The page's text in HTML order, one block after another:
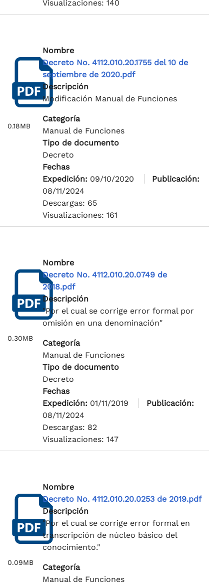
Visualizaciones: 140
0.18MB
Nombre
Decreto No. 4112.010.20.1755 del 10 de
septiembre de 2020.pdf
Descripción
Modificación Manual de Funciones
Categoría
Manual de Funciones
Tipo de documento
Decreto
Fechas
Expedición: 09/10/2020
Publicación:
08/11/2024
Descargas: 65
Visualizaciones: 161
0.30MB
Nombre
Decreto No. 4112.010.20.0749 de
2018.pdf
Descripción
"Por el cual se corrige error formal por
omisión en una denominación"
Categoría
Manual de Funciones
Tipo de documento
Decreto
Fechas
Expedición: 01/11/2019
Publicación:
08/11/2024
Descargas: 82
Visualizaciones: 147
0.09MB
Nombre
Decreto No. 4112.010.20.0253 de 2019.pdf
Descripción
"Por el cual se corrige error formal en
transcripción de núcleo básico del
conocimiento."
Categoría
Manual de Funciones